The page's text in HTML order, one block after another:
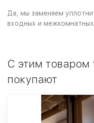
Да, мы заменяем
входных и
C этим товаром
покупают